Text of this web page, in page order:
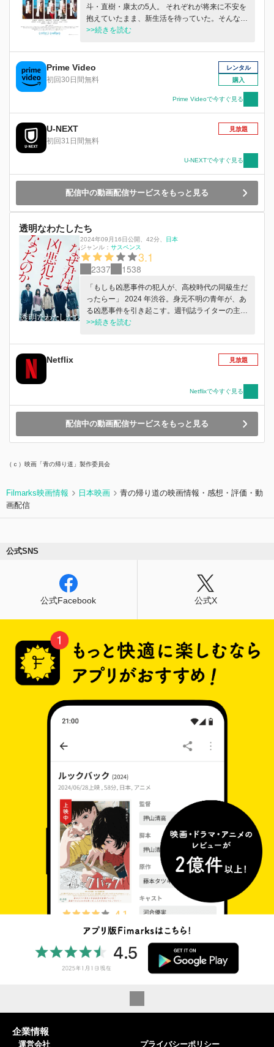
斗・直樹・康太の5人。 それぞれが将来に不安を
抱えていたまま、新生活を待っていた。そんな
中、美紀の父親が彼女の入学金をもったまま失踪
同棲 を始める彼氏に浮気疑惑、優斗は先輩に保
険金詐欺を強要される等、それぞれがトラブルに
襲われ、皆地元の 閉塞感が嫌になり始める。道
中の出会いや事件、そして父親の真意を前にし
て、5人は自分について初めて考える。 そうし
て、5人はそれぞれの道へ自ら歩き出す。
>>続きを読む
Prime Video
初回30日間無料
レンタル
購入
Prime Videoで今すぐ見る
U-NEXT
初回31日間無料
見放題
U-NEXTで今すぐ見る
配信中の動画配信サービスをもっと見る
透明なわたしたち
2024年09月16日公開 42分
日本
ジャンル： サスペンス
3.1
2337 1538
「もしも凶悪事件の犯人が、高校時代の同級生だ
ったらー」 2024 年渋谷。身元不明の⻘年が、あ
る凶悪事件を引き起こす。週刊誌ライターの主人
公・碧（あおい）は、事件の犯人が高校の同級生
仲間たちと再会。誰が、なぜ、事件を起こしたの
か。高校時代を回想しながら、真相を追いかけて
いく。その中で鮮明な記憶として甦るのは、文化
れの事件が繋がり“真実”が紐解かれる、群像サス
ペンス。
>>続きを読む
Netflix 見放題
Netflixで今すぐ見る
配信中の動画配信サービスをもっと見る
（ｃ）映画「青の帰り道」製作委員会
Filmarks映画情報 日本映画
青の帰り道の映画情報・感想・評価・動
画配信
公式SNS
公式Facebook 公式X
企業情報
運営会社 プライバシーポリシー